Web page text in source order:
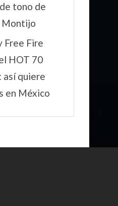
tono de
Montijo
Free Fire
HOT 70
así quiere
en México